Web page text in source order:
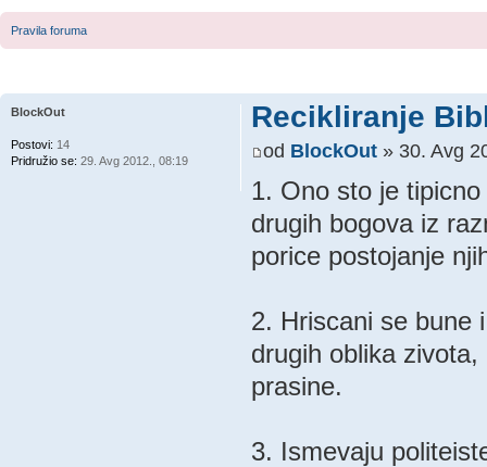
Pravila foruma
Recikliranje
od BlockOut» 30. Avg
1. Ono sto je
drugih bogova iz
porice postojanje
2. Hriscani se bune
drugih oblika
prasine.
3. Ismevaju
BlockOut
Postovi: 14
Pridružio se: 29. Avg 2012., 08:19